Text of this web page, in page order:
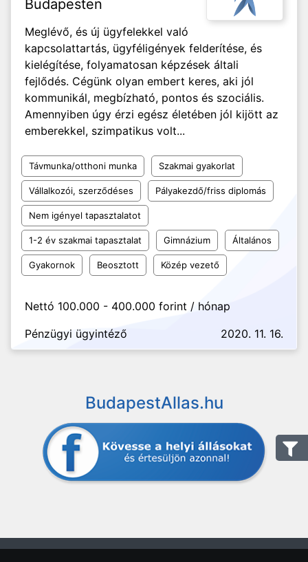
Budapesten
Meglévő, és új ügyfelekkel való
kapcsolattartás, ügyféligények felderítése, és
kielégítése, folyamatosan képzések általi
fejlődés. Cégünk olyan embert keres, aki jól
kommunikál, megbízható, pontos és szociális.
Amennyiben úgy érzi egész életében jól kijött az
emberekkel, szimpatikus volt...
Távmunka/otthoni munka Szakmai gyakorlat
Vállalkozói, szerződéses Pályakezdő/friss diplomás
Nem igényel tapasztalatot
1-2 év szakmai tapasztalat Gimnázium Általános
Gyakornok Beosztott Közép vezető
Nettó 100.000 - 400.000 forint / hónap
Pénzügyi ügyintéző
2020. 11. 16.
BudapestAllas.hu